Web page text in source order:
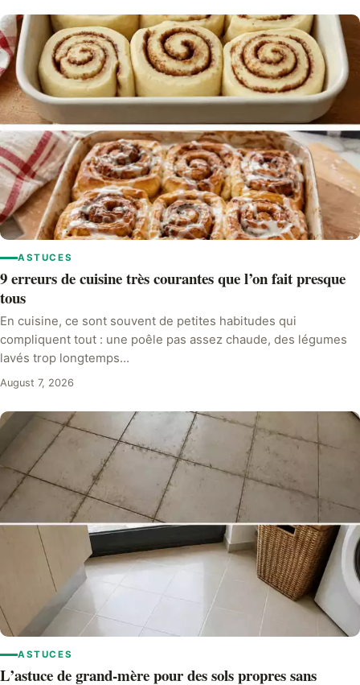
ASTUCES
9 erreurs de cuisine très courantes que l’on fait presque
tous
En cuisine, ce sont souvent de petites habitudes qui
compliquent tout : une poêle pas assez chaude, des légumes
lavés trop longtemps…
August 7, 2026
ASTUCES
L’astuce de grand-mère pour des sols propres sans